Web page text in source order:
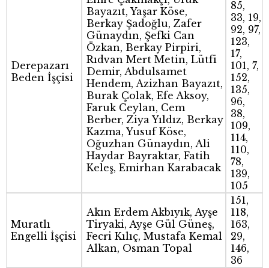
Derepazarı
Beden İşçisi
Bayazıt, Yaşar Köse,
Berkay Şadoğlu, Zafer
Günaydın, Şefki Can
Özkan, Berkay Pirpiri,
Rıdvan Mert Metin, Lütfi
Demir, Abdulsamet
Hendem, Azizhan Bayazıt,
Burak Çolak, Efe Aksoy,
Faruk Ceylan, Cem
Berber, Ziya Yıldız, Berkay
Kazma, Yusuf Köse,
Oğuzhan Günaydın, Ali
Haydar Bayraktar, Fatih
Keleş, Emirhan Karabacak
85,
33, 19,
92, 97,
123,
17,
101, 7,
152,
135,
96,
38,
109,
114,
110,
78,
139,
105
Muratlı
Engelli İşçisi
Akın Erdem Akbıyık, Ayşe
Tiryaki, Ayşe Gül Güneş,
Fecri Kılıç, Mustafa Kemal
Alkan, Osman Topal
151,
118,
163,
29,
146,
36